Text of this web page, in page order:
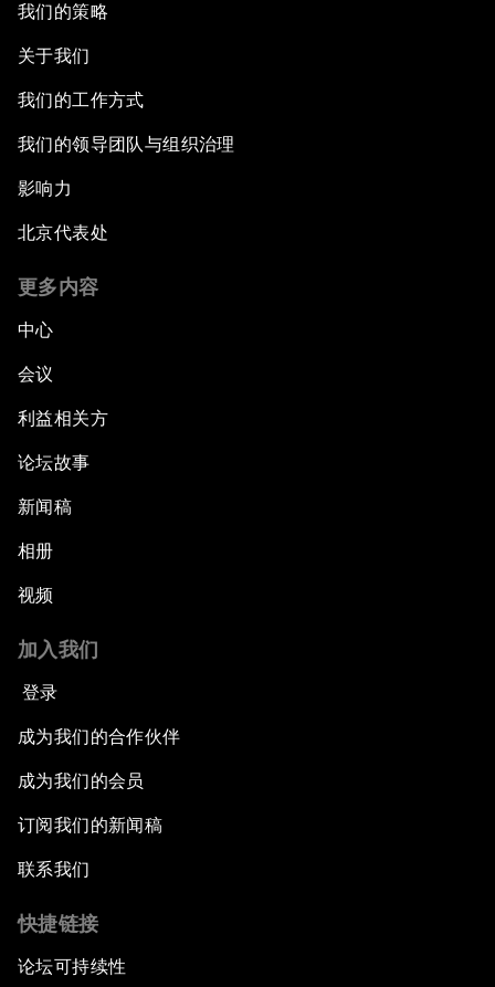
我们的策略
关于我们
我们的工作方式
我们的领导团队与组织治理
影响力
北京代表处
更多内容
中心
会议
利益相关方
论坛故事
新闻稿
相册
视频
加入我们
登录
成为我们的合作伙伴
成为我们的会员
订阅我们的新闻稿
联系我们
快捷链接
论坛可持续性